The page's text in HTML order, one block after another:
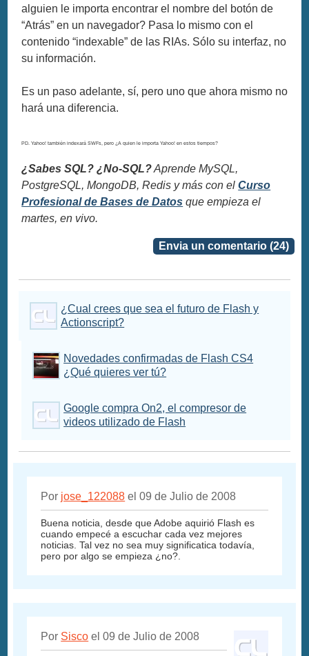
alguien le importa encontrar el nombre del botón de
“Atrás” en un navegador? Pasa lo mismo con el
contenido “indexable” de las RIAs. Sólo su interfaz, no
su información.
Es un paso adelante, sí, pero uno que ahora mismo no
hará una diferencia.
PD. Yahoo! también indexará SWFs, pero ¿A quien le importa Yahoo! en estos tiempos?
¿Sabes SQL? ¿No-SQL?Aprende MySQL,
PostgreSQL, MongoDB, Redis y más con elCurso
Profesional de Bases de Datos que empieza el
martes, en vivo.
Envia un comentario (24)
¿Cual crees que sea el futuro de Flash y
Actionscript?
Novedades confirmadas de Flash CS4
¿Qué quieres ver tú?
Google compra On2, el compresor de
videos utilizado de Flash
Por jose_122088 el 09 de Julio de 2008
Buena noticia, desde que Adobe aquirió Flash es
cuando empecé a escuchar cada vez mejores
noticias. Tal vez no sea muy significatica todavía,
pero por algo se empieza ¿no?.
Por Sisco el 09 de Julio de 2008